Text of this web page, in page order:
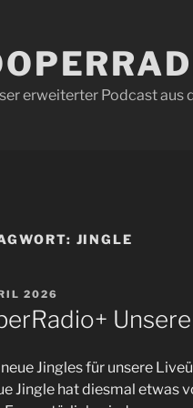
erweiterter Podcast aus
JINGLE
2026
Jingles für unsere
Jingle hat diesmal etwas